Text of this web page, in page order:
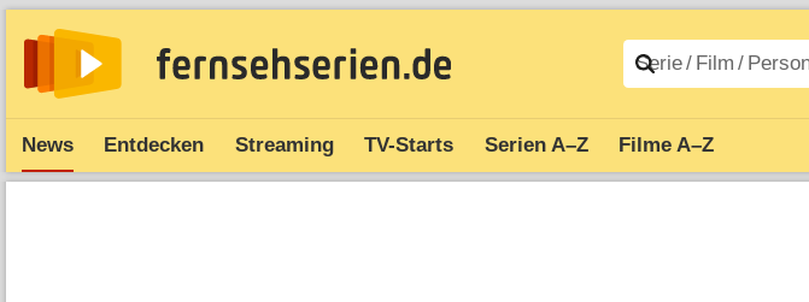
News Entdecken Streaming TV-Starts Serien A–Z Filme A–Z